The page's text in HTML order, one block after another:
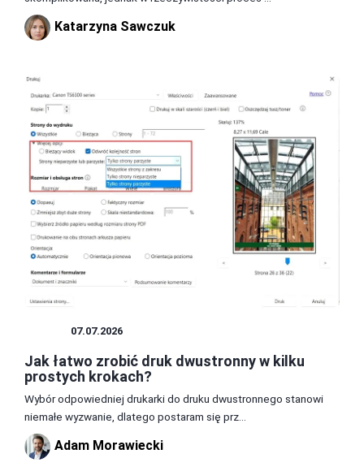
Katarzyna Sawczuk
07.07.2026
Jak łatwo zrobić druk dwustronny w kilku
prostych krokach?
Wybór odpowiedniej drukarki do druku dwustronnego stanowi
niemałe wyzwanie, dlatego postaram się prz...
Adam Morawiecki